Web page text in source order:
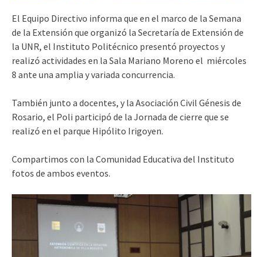
El Equipo Directivo informa que en el marco de la Semana
de la Extensión que organizó la Secretaría de Extensión de
la UNR, el Instituto Politécnico presentó proyectos y
realizó actividades en la Sala Mariano Moreno el miércoles
8 ante una amplia y variada concurrencia.
También junto a docentes, y la Asociación Civil Génesis de
Rosario, el Poli participó de la Jornada de cierre que se
realizó en el parque Hipólito Irigoyen.
Compartimos con la Comunidad Educativa del Instituto
fotos de ambos eventos.